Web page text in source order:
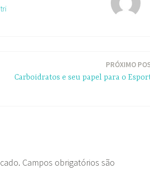
PRÓXIMO
Carboidratos e seu papel para o
Campos obrigatórios são